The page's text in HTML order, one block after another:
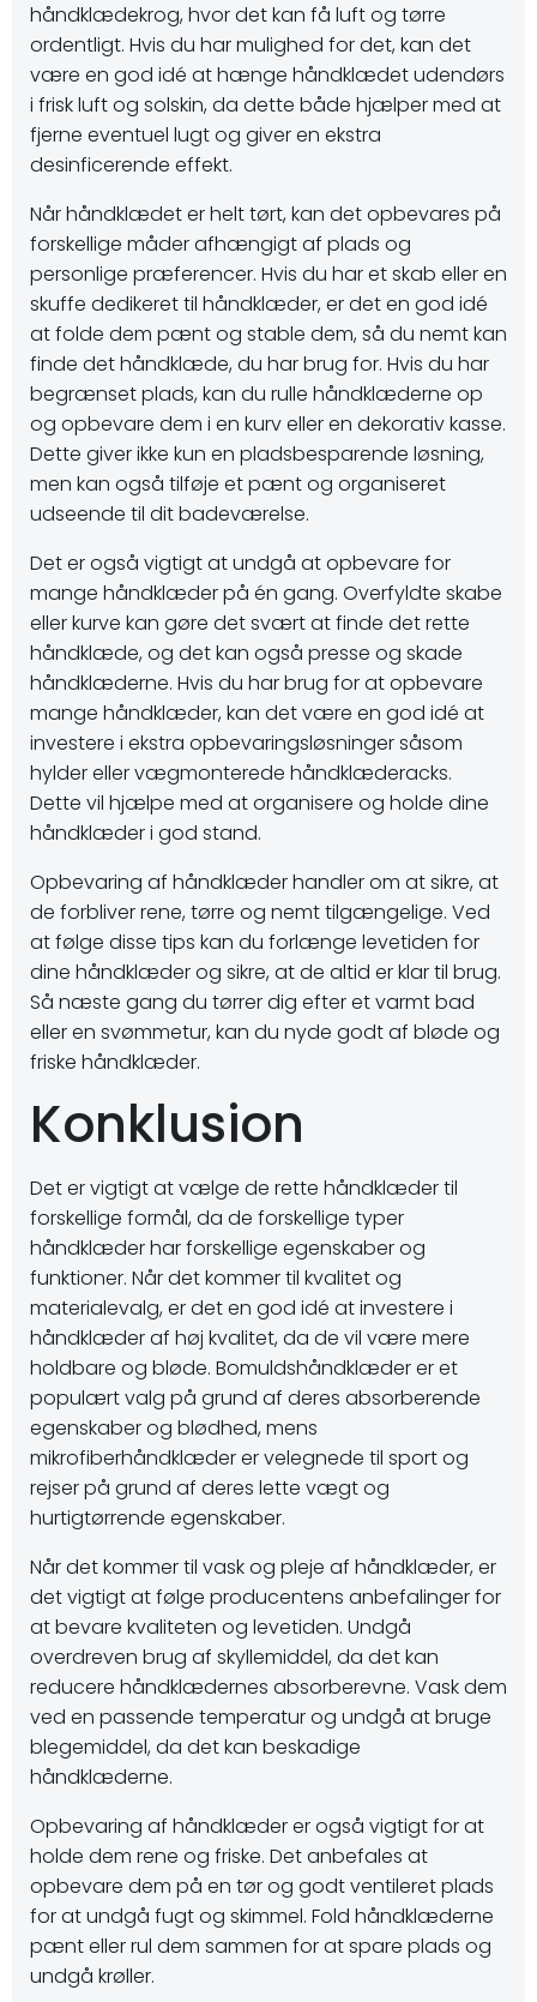
håndklædekrog, hvor det kan få luft og tørre
ordentligt. Hvis du har mulighed for det, kan det
være en god idé at hænge håndklædet udendørs
i frisk luft og solskin, da dette både hjælper med at
fjerne eventuel lugt og giver en ekstra
desinficerende effekt.
Når håndklædet er helt tørt, kan det opbevares på
forskellige måder afhængigt af plads og
personlige præferencer. Hvis du har et skab eller en
skuffe dedikeret til håndklæder, er det en god idé
at folde dem pænt og stable dem, så du nemt kan
finde det håndklæde, du har brug for. Hvis du har
begrænset plads, kan du rulle håndklæderne op
og opbevare dem i en kurv eller en dekorativ kasse.
Dette giver ikke kun en pladsbesparende løsning,
men kan også tilføje et pænt og organiseret
udseende til dit badeværelse.
Det er også vigtigt at undgå at opbevare for
mange håndklæder på én gang. Overfyldte skabe
eller kurve kan gøre det svært at finde det rette
håndklæde, og det kan også presse og skade
håndklæderne. Hvis du har brug for at opbevare
mange håndklæder, kan det være en god idé at
investere i ekstra opbevaringsløsninger såsom
hylder eller vægmonterede håndklæderacks.
Dette vil hjælpe med at organisere og holde dine
håndklæder i god stand.
Opbevaring af håndklæder handler om at sikre, at
de forbliver rene, tørre og nemt tilgængelige. Ved
at følge disse tips kan du forlænge levetiden for
dine håndklæder og sikre, at de altid er klar til brug.
Så næste gang du tørrer dig efter et varmt bad
eller en svømmetur, kan du nyde godt af bløde og
friske håndklæder.
Konklusion
Det er vigtigt at vælge de rette håndklæder til
forskellige formål, da de forskellige typer
håndklæder har forskellige egenskaber og
funktioner. Når det kommer til kvalitet og
materialevalg, er det en god idé at investere i
håndklæder af høj kvalitet, da de vil være mere
holdbare og bløde. Bomuldshåndklæder er et
populært valg på grund af deres absorberende
egenskaber og blødhed, mens
mikrofiberhåndklæder er velegnede til sport og
rejser på grund af deres lette vægt og
hurtigtørrende egenskaber.
Når det kommer til vask og pleje af håndklæder, er
det vigtigt at følge producentens anbefalinger for
at bevare kvaliteten og levetiden. Undgå
overdreven brug af skyllemiddel, da det kan
reducere håndklædernes absorberevne. Vask dem
ved en passende temperatur og undgå at bruge
blegemiddel, da det kan beskadige
håndklæderne.
Opbevaring af håndklæder er også vigtigt for at
holde dem rene og friske. Det anbefales at
opbevare dem på en tør og godt ventileret plads
for at undgå fugt og skimmel. Fold håndklæderne
pænt eller rul dem sammen for at spare plads og
undgå krøller.